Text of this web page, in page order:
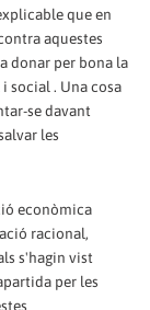
que en
aquestes
donar per bona la
social . Una cosa
se davant
les
econòmica
racional,
s'hagin vist
per les